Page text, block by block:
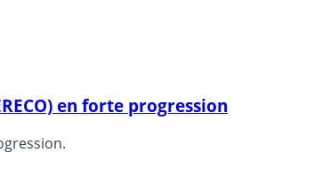
en forte progression